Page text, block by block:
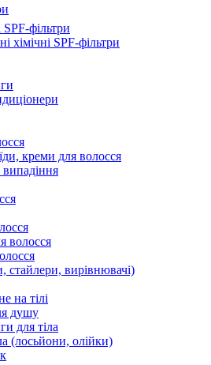
SPF-фільтри
хімічні SPF-фільтри
креми для волосся
волосся
стайлери, вирівнювачі)
на тілі
душу
для тіла
(лосьйони, олійки)